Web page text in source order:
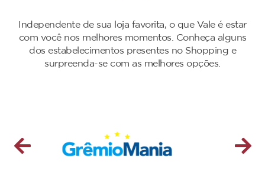
Independente de sua loja favorita, o que Vale é estar
com você nos melhores momentos. Conheça alguns
dos estabelecimentos presentes no Shopping e
surpreenda-se com as melhores opções.